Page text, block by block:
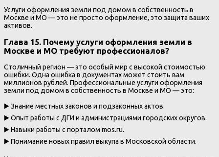
Услуги оформления земли под домом в собственность в
Москве и МО — это не просто оформление, это защита ваших
активов.
Глава 15. Почему услуги оформления земли в
Москве и МО требуют профессионалов?
Столичный регион — это особый мир с высокой стоимостью
ошибки. Одна ошибка в документах может стоить вам
миллионов рублей. Профессиональные услуги оформления
земли под домом в собственность в Москве и МО — это:
▶️ Знание местных законов и подзаконных актов.
▶️ Опыт работы с ДГИ и администрациями городских округов.
▶️ Навыки работы с порталом mos.ru.
▶️ Понимание новых правил выкупа в Московской области.